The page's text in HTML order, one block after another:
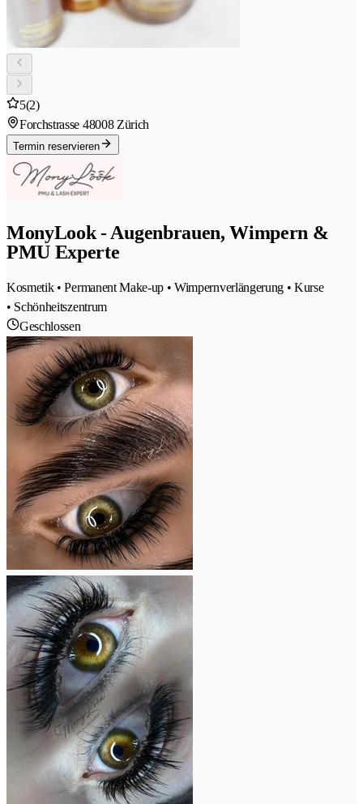
5(2)
Forchstrasse 48008 Zürich
Termin reservieren
MonyLook - Augenbrauen, Wimpern &
PMU Experte
Kosmetik • Permanent Make-up • Wimpernverlängerung • Kurse
• Schönheitszentrum
Geschlossen